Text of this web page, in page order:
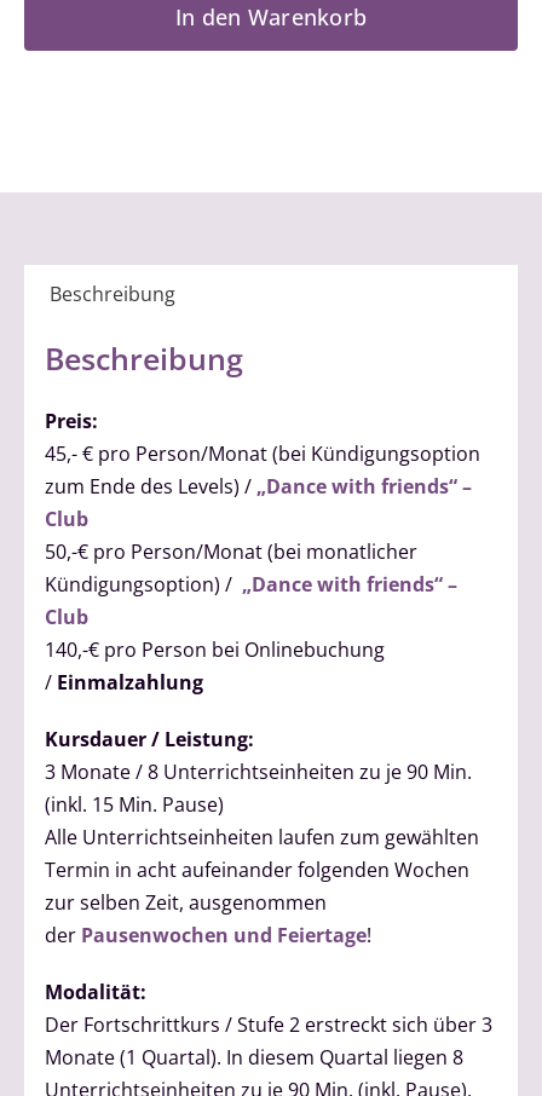
In den Warenkorb
Beschreibung
Beschreibung
Preis:
45,- € pro Person/Monat (bei Kündigungsoption
zum Ende des Levels) / „Dance with friends“ –
Club
50,-€ pro Person/Monat (bei monatlicher
Kündigungsoption) / „Dance with friends“ –
Club
140,-€ pro Person bei Onlinebuchung
/ Einmalzahlung
Kursdauer / Leistung:
3 Monate / 8 Unterrichtseinheiten zu je 90 Min.
(inkl. 15 Min. Pause)
Alle Unterrichtseinheiten laufen zum gewählten
Termin in acht aufeinander folgenden Wochen
zur selben Zeit, ausgenommen
der Pausenwochen und Feiertage!
Modalität:
Der Fortschrittkurs / Stufe 2 erstreckt sich über 3
Monate (1 Quartal). In diesem Quartal liegen 8
Unterrichtseinheiten zu je 90 Min. (inkl. Pause).